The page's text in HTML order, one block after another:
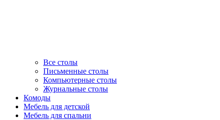
Все столы
Письменные столы
Компьютерные столы
Журнальные столы
Комоды
Мебель для детской
Мебель для спальни